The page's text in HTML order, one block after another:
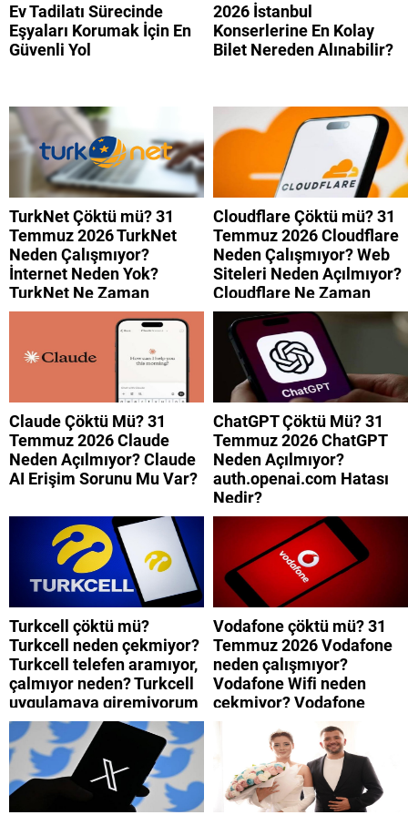
Ev Tadilatı Sürecinde
Eşyaları Korumak İçin En
Güvenli Yol
2026 İstanbul
Konserlerine En Kolay
Bilet Nereden Alınabilir?
TurkNet Çöktü mü? 31
Temmuz 2026 TurkNet
Neden Çalışmıyor?
İnternet Neden Yok?
TurkNet Ne Zaman
Düzelecek?
Cloudflare Çöktü mü? 31
Temmuz 2026 Cloudflare
Neden Çalışmıyor? Web
Siteleri Neden Açılmıyor?
Cloudflare Ne Zaman
Düzelecek?
Claude Çöktü Mü? 31
Temmuz 2026 Claude
Neden Açılmıyor? Claude
AI Erişim Sorunu Mu Var?
ChatGPT Çöktü Mü? 31
Temmuz 2026 ChatGPT
Neden Açılmıyor?
auth.openai.com Hatası
Nedir?
Turkcell çöktü mü?
Turkcell neden çekmiyor?
Turkcell telefen aramıyor,
çalmıyor neden? Turkcell
uygulamaya giremiyorum
neden? Turkcell internet
neden yavaş?
Vodafone çöktü mü? 31
Temmuz 2026 Vodafone
neden çalışmıyor?
Vodafone Wifi neden
çekmiyor? Vodafone
mobil uygulamaya neden
giremiyorum?